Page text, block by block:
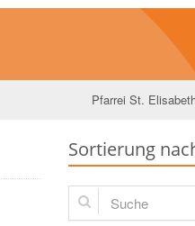
Pfarrei St.
Sortierung
Suche